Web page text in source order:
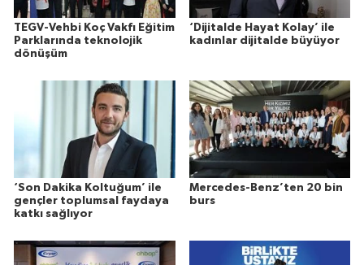
TEGV-Vehbi Koç Vakfı Eğitim
Parklarında teknolojik
dönüşüm
‘Dijitalde Hayat Kolay’ ile
kadınlar dijitalde büyüyor
‘Son Dakika Koltuğum’ ile
gençler toplumsal faydaya
katkı sağlıyor
Mercedes-Benz’ten 20 bin
burs